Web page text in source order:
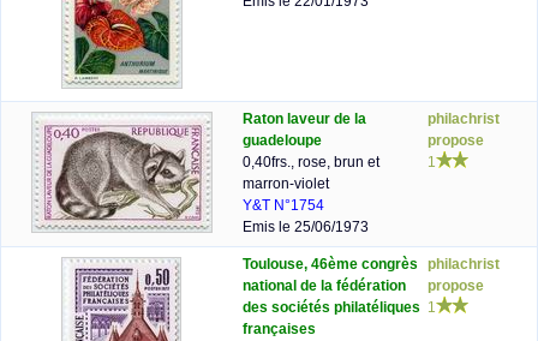
Raton laveur de la
guadeloupe
0,40frs., rose, brun et
marron-violet
Y&T N°1754
Emis le 25/06/1973
philachrist
propose
1
Toulouse, 46ème congrès
national de la fédération
des sociétés philatéliques
françaises
philachrist
propose
1